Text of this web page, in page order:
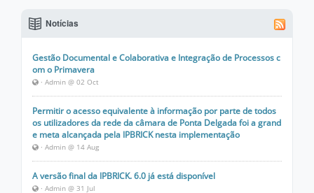
Notícias
Gestão Documental e Colaborativa e Integração de Processos c
om o Primavera
· Admin @ 02 Oct
Permitir o acesso equivalente à informação por parte de todos
os utilizadores da rede da câmara de Ponta Delgada foi a grand
e meta alcançada pela IPBRICK nesta implementação
· Admin @ 14 Aug
A versão final da IPBRICK. 6.0 já está disponível
· Admin @ 31 Jul